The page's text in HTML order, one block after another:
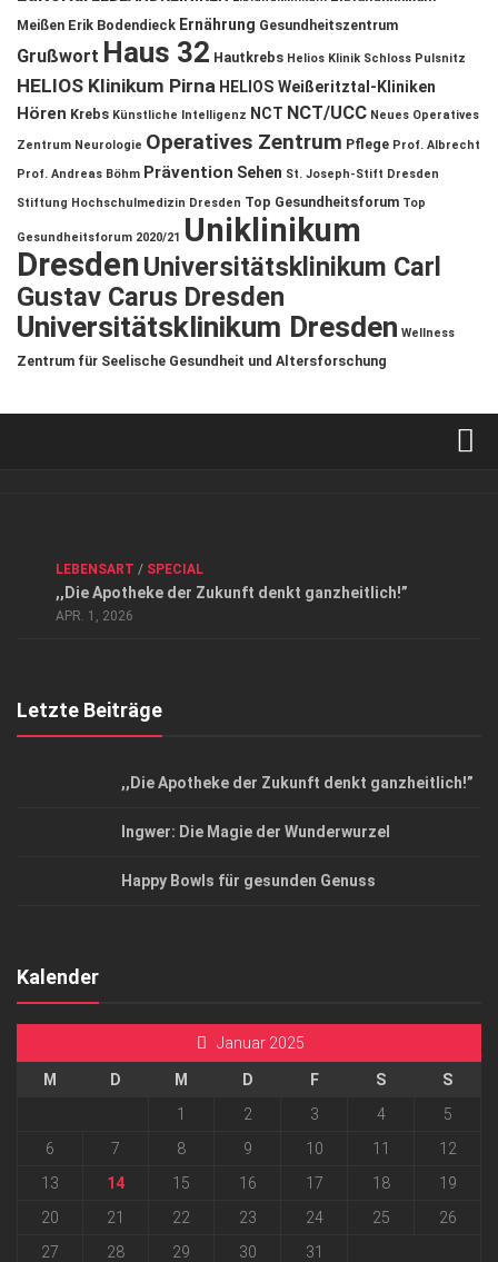
Meißen Erik Bodendieck Ernährung Gesundheitszentrum
Grußwort Haus 32 Hautkrebs Helios Klinik Schloss Pulsnitz
HELIOS Klinikum Pirna HELIOS Weißeritztal-Kliniken
Hören Krebs Künstliche Intelligenz NCT NCT/UCC Neues Operatives
Zentrum Neurologie Operatives Zentrum Pflege Prof. Albrecht
Prof. Andreas Böhm Prävention Sehen St. Joseph-Stift Dresden
Stiftung Hochschulmedizin Dresden Top Gesundheitsforum Top
Gesundheitsforum 2020/21 Uniklinikum
DresdenUniversitätsklinikum Carl
Gustav Carus Dresden
Universitätsklinikum Dresden Wellness
Zentrum für Seelische Gesundheit und Altersforschung
Datenschutzerklärung
Top Magazin Dresden / Ostsachsen
LEBENSART / SPECIAL
,,Die Apotheke der Zukunft denkt ganzheitlich!”
APR. 1, 2026
Letzte Beiträge
,,Die Apotheke der Zukunft denkt ganzheitlich!”
Ingwer: Die Magie der Wunderwurzel
Happy Bowls für gesunden Genuss
Kalender
Januar 2025
M D M D F S
S
1
2 3 4
5
6
7 8 9 10 11
12
13
14 15 16 17 18
19
20
21 22 23 24 25
26
27
28 29 30 31